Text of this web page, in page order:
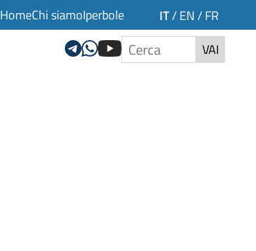
HomeChi siamoIperbole IT/ EN / FR
VAI